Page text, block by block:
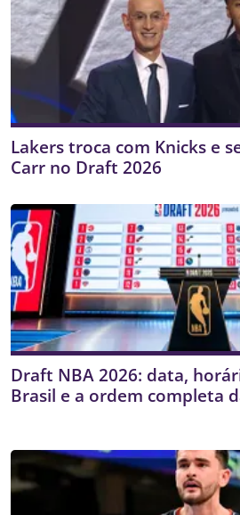
Lakers troca com Knicks e
Carr no Draft 2026
Draft NBA 2026: data,
Brasil e a ordem completa